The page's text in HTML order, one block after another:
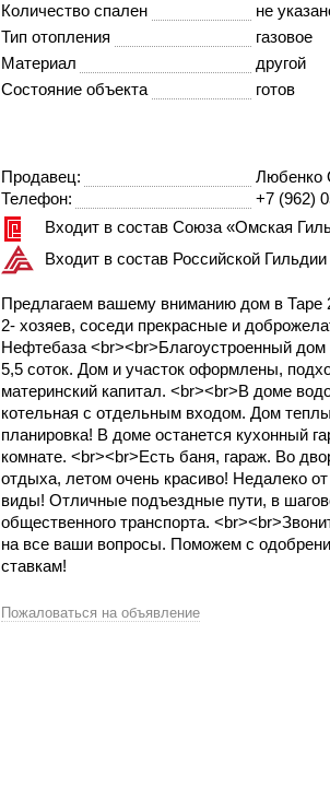
Количество спален
не
Тип отопления
газовое
Материал
другой
Состояние объекта
готов
Продавец:
Любенко
Телефон:
+7 (962)
Входит в состав Союза «Омская
Входит в состав Российской
Предлагаем вашему вниманию дом в Таре
2- хозяев, соседи прекрасные и
Нефтебаза <br><br>Благоустроенный
5,5 соток. Дом и участок оформлены,
материнский капитал. <br><br>В доме
котельная с отдельным входом. Дoм
планировка! В доме останется кухонный
комнате. <br><br>Есть баня, гараж. Во
отдыха, летом очень красиво! Недалеко
виды! Отличные пoдъездныe пути, в
общественного транспорта.
на все ваши вопросы. Поможем с
ставкам!
Пожаловаться на объявление